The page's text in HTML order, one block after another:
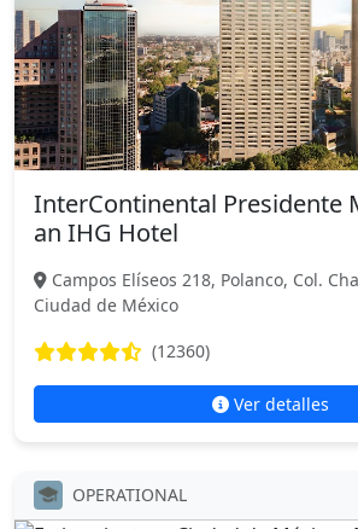
InterContinental Presidente
an IHG Hotel
Campos Elíseos 218, Polanco, Col.
Ciudad de México
(12360)
Ver detalles
OPERATIONAL